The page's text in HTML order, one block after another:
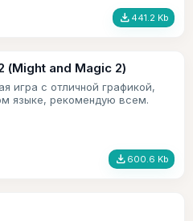
file_download 441.2 Kb
(Might and Magic 2)
игра с отличной графикой,
языке, рекомендую всем.
file_download 600.6 Kb